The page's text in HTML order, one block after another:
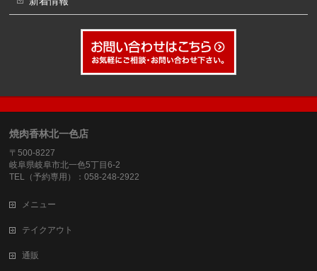
焼肉香林北一色店
〒500-8227
岐阜県岐阜市北一色5丁目6-2
TEL（予約専用）：058-248-2922
メニュー
テイクアウト
通販